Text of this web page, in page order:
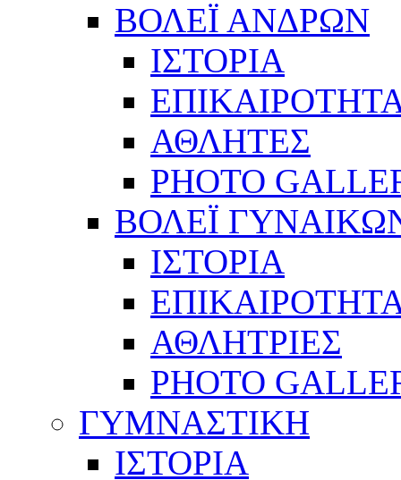
ΒΟΛΕΪ ΑΝΔΡΩΝ
ΙΣΤΟΡΙΑ
ΑΘΛΗΤΕΣ
PHOTO
ΒΟΛΕΪ
ΙΣΤΟΡΙΑ
ΑΘΛΗΤΡΙΕΣ
PHOTO
ΓΥΜΝΑΣΤΙΚΗ
ΙΣΤΟΡΙΑ